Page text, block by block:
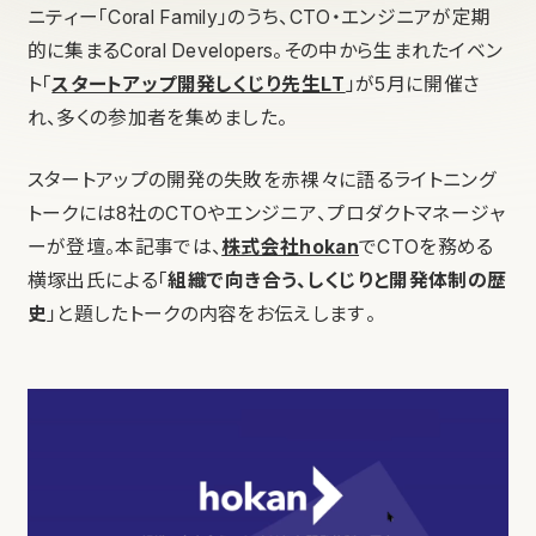
ニティー「Coral Family」のうち、CTO・エンジニアが定期
的に集まるCoral Developers。その中から生まれたイベン
ト「スタートアップ開発しくじり先生LT 」が5月に開催さ
れ、多くの参加者を集めました。
スタートアップの開発の失敗を赤裸々に語るライトニング
トークには8社のCTOやエンジニア、プロダクトマネージャ
ーが登壇。本記事では、株式会社hokanでCTOを務める
横塚出氏による「組織で向き合う、しくじりと開発体制の歴
史 」と題したトークの内容をお伝えします。